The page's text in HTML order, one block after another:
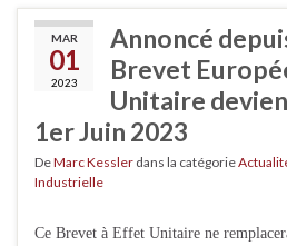
MAR
01
2023
Annoncé
Brevet
Unitaire
1er Juin 2023
DeMarc Kessler dans la catégorie
Industrielle
Ce Brevet à Effet Unitaire ne